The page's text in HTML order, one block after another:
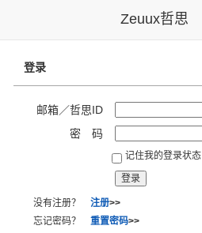
Zeuux哲思
登录
邮箱／哲思ID
密 码
记住我的登录状态
没有注册？ 注册>>
忘记密码？ 重置密码>>